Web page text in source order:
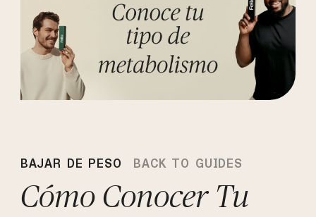
BAJAR DE PESO BACK TO GUIDES
Cómo Conocer Tu